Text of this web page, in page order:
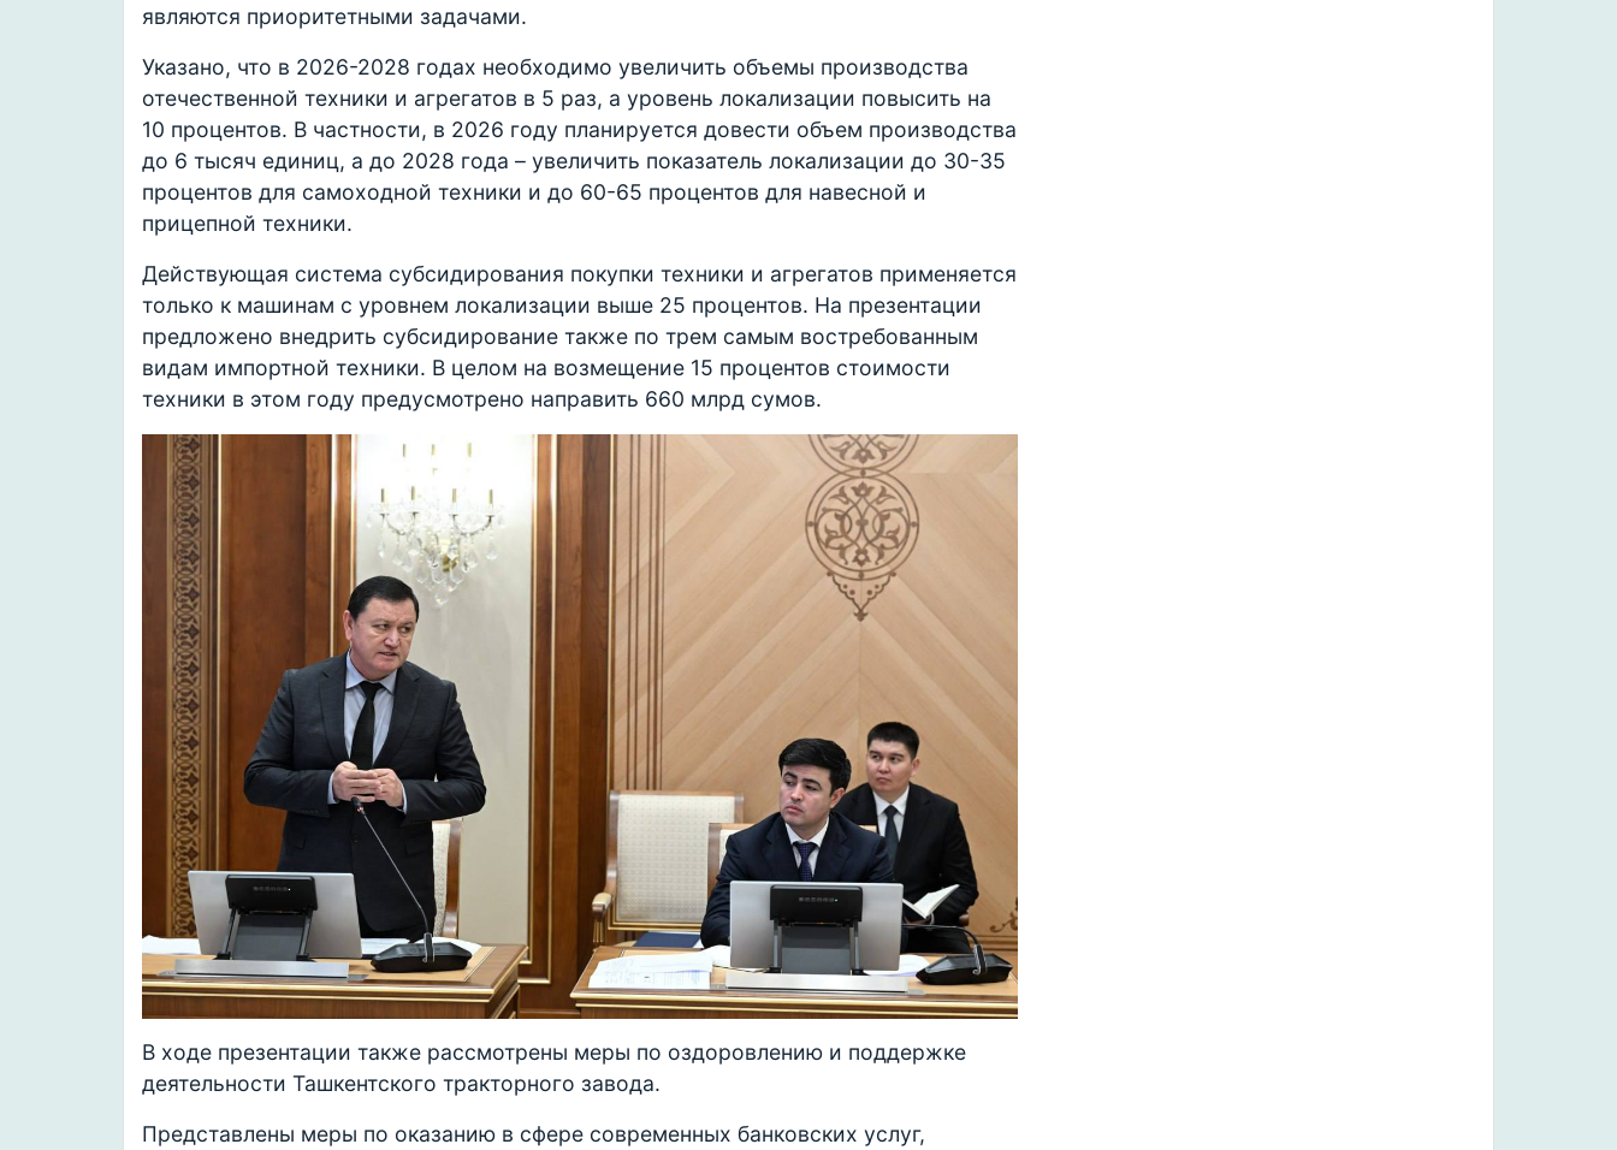
являются приоритетными задачами.
Указано, что в 2026-2028 годах необходимо увеличить объемы производства
отечественной техники и агрегатов в 5 раз, а уровень локализации повысить на
10 процентов. В частности, в 2026 году планируется довести объем производства
до 6 тысяч единиц, а до 2028 года – увеличить показатель локализации до 30-35
процентов для самоходной техники и до 60-65 процентов для навесной и
прицепной техники.
Действующая система субсидирования покупки техники и агрегатов применяется
только к машинам с уровнем локализации выше 25 процентов. На презентации
предложено внедрить субсидирование также по трем самым востребованным
видам импортной техники. В целом на возмещение 15 процентов стоимости
техники в этом году предусмотрено направить 660 млрд сумов.
В ходе презентации также рассмотрены меры по оздоровлению и поддержке
деятельности Ташкентского тракторного завода.
Представлены меры по оказанию в сфере современных банковских услуг,